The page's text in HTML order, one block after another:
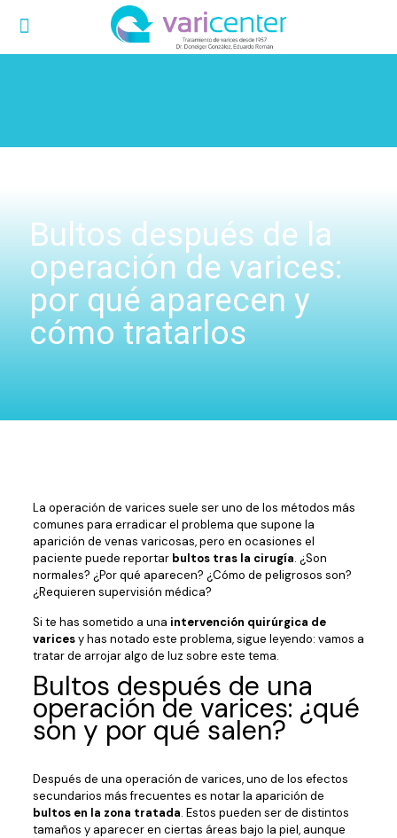
Bultos después de la
operación de varices:
por qué aparecen y
cómo tratarlos
La operación de varices suele ser uno de los métodos más
comunes para erradicar el problema que supone la
aparición de venas varicosas, pero en ocasiones el
paciente puede reportar bultos tras la cirugía. ¿Son
normales? ¿Por qué aparecen? ¿Cómo de peligrosos son?
¿Requieren supervisión médica?
Si te has sometido a una intervención quirúrgica de
varicesy has notado este problema, sigue leyendo: vamos a
tratar de arrojar algo de luz sobre este tema.
Bultos después de una
operación de varices: ¿qué
son y por qué salen?
Después de una operación de varices, uno de los efectos
secundarios más frecuentes es notar la aparición de
bultos en la zona tratada. Estos pueden ser de distintos
tamaños y aparecer en ciertas áreas bajo la piel, aunque